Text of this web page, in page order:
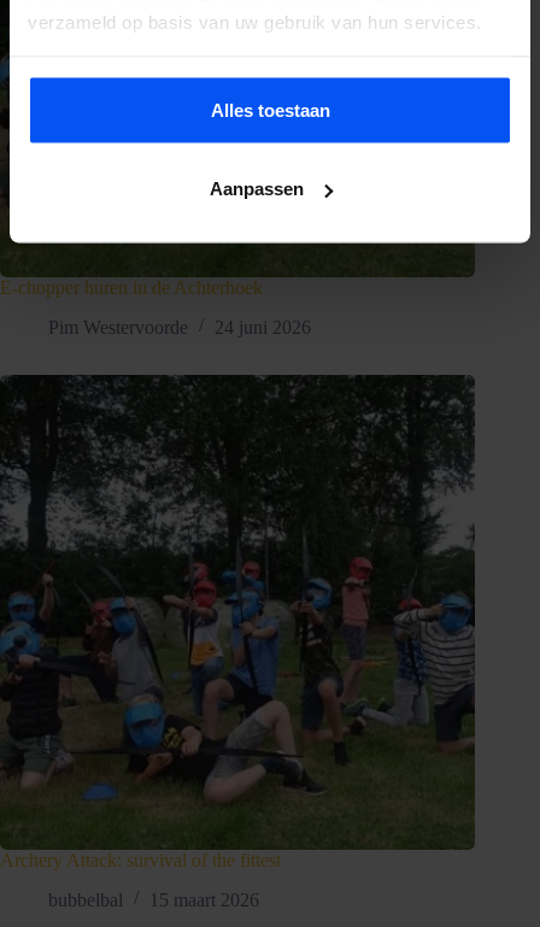
verzameld op basis van uw gebruik van hun services.
Alles toestaan
Aanpassen
E-chopper huren in de Achterhoek
Pim Westervoorde
24 juni 2026
Archery Attack: survival of the fittest
bubbelbal
15 maart 2026